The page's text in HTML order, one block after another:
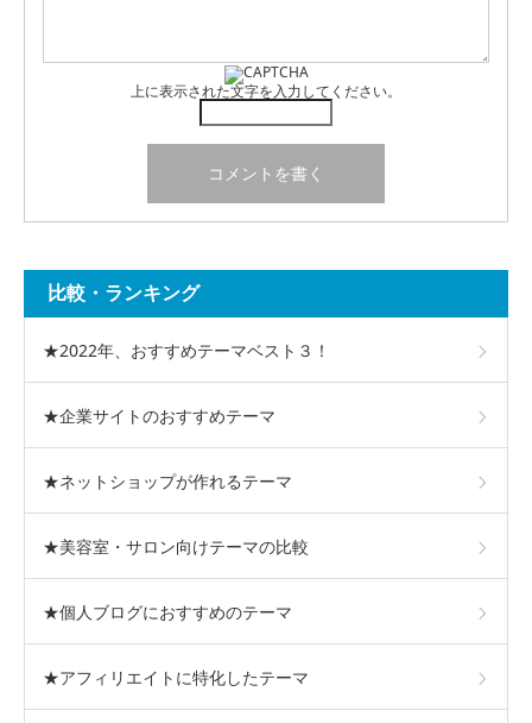
上に表示された文字を入力してください。
比較・ランキング
★2022年、おすすめテーマベスト３！
★企業サイトのおすすめテーマ
★ネットショップが作れるテーマ
★美容室・サロン向けテーマの比較
★個人ブログにおすすめのテーマ
★アフィリエイトに特化したテーマ